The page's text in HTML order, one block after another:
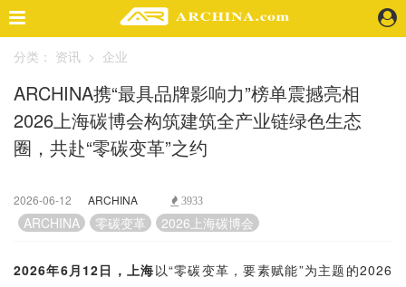
精选案例
建 筑
景 观
室 内
头条资讯
机 构
分类： 资讯 > 企业
ARCHINA携“最具品牌影响力”榜单震撼亮相
2026上海碳博会构筑建筑全产业链绿色生态
圈，共赴“零碳变革”之约
2026-06-12 ARCHINA 3933
ARCHINA 零碳变革 2026上海碳博会
2026年6月12日，上海以“零碳变革，要素赋能”为主题的2026